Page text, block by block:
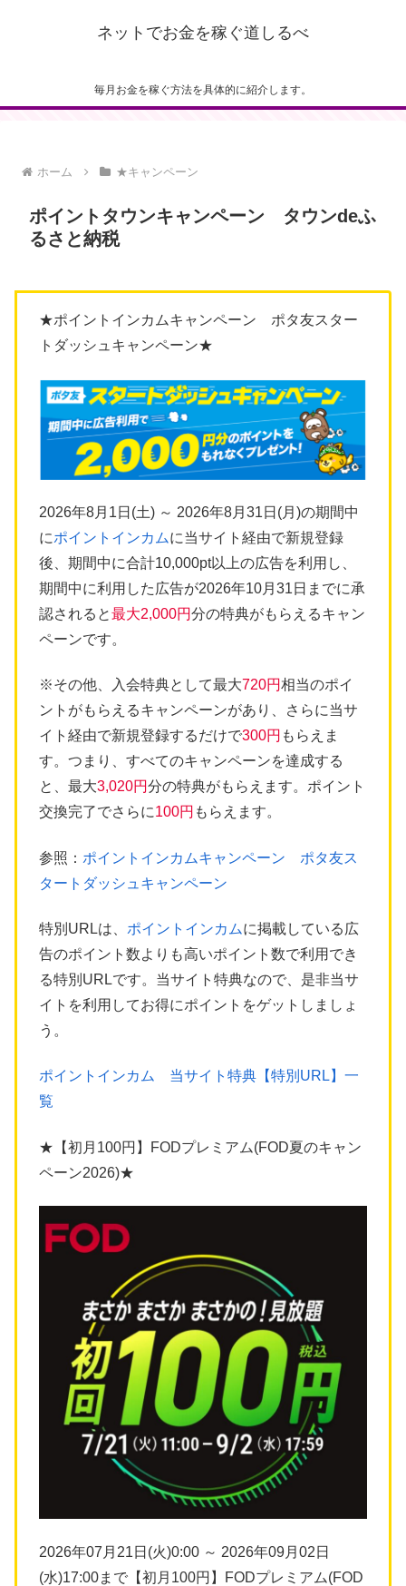
ネットでお金を稼ぐ道しるべ
毎月お金を稼ぐ方法を具体的に紹介します。
ホーム ★キャンペーン
ポイントタウンキャンペーン タウンdeふ
るさと納税
★ポイントインカムキャンペーン ポタ友スター
トダッシュキャンペーン★
2026年8月1日(土) ～ 2026年8月31日(月)の期間中
にポイントインカムに当サイト経由で新規登録
後、期間中に合計10,000pt以上の広告を利用し、
期間中に利用した広告が2026年10月31日までに承
認されると最大2,000円分の特典がもらえるキャン
ペーンです。
※その他、入会特典として最大720円相当のポイ
ントがもらえるキャンペーンがあり、さらに当サ
イト経由で新規登録するだけで300円 もらえま
す。つまり、すべてのキャンペーンを達成する
と、最大3,020円分の特典がもらえます。ポイント
交換完了でさらに100円 もらえます。
参照： ポイントインカムキャンペーン ポタ友ス
タートダッシュキャンペーン
特別URLは、 ポイントインカムに掲載している広
告のポイント数よりも高いポイント数で利用でき
る特別URLです。当サイト特典なので、是非当サ
イトを利用してお得にポイントをゲットしましょ
う。
ポイントインカム 当サイト特典【特別URL】一
覧
★【初月100円】FODプレミアム(FOD夏のキャン
ペーン2026)★
2026年07月21日(火)0:00 ～ 2026年09月02日
(水)17:00まで【初月100円】FODプレミアム(FOD